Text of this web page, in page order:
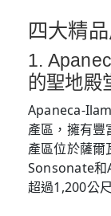
四大精
1.
的聖地殿
Apaneca-
產區，擁有豐
產區位於薩爾
Sonsonate和
超過1,200公